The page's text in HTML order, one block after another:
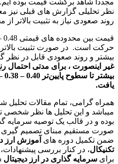
برگشت قیمت بوده ایم. روند
گزارش های قبلی نیز معتبر است.
به تثبیت بالاتر از محدوده 0.60 سنت میباشد.
قیمت
در صورت تثبیت بالاتر مقاومت
صعودی قابل در نظر گرفتن
، برای مدتی احتمال رنج شدن
بیشتر تا
تمام مقالات تحلیل شده،
این تحلیل ها نظر شخصی تحلیل
قالب یک توصیه سرمایه گذاری
مبنای تصمیم گیری قرار
دوره هایآموزش ارز دیجیتالو
در کنار بررسی پیشنهادات، تحلیل
گذاری در ارز دیجیتالداشته